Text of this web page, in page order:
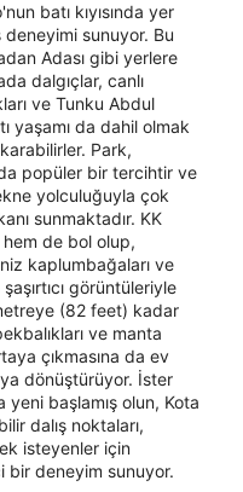
batı kıyısında yer
deneyimi sunuyor. Bu
Adası gibi yerlere
dalgıçlar, canlı
ve Tunku Abdul
yaşamı da dahil olmak
Park,
popüler bir tercihtir ve
yolculuğuyla çok
sunmaktadır. KK
de bol olup,
kaplumbağaları ve
görüntüleriyle
(82 feet) kadar
ve manta
çıkmasına da ev
dönüştürüyor. İster
başlamış olun, Kota
dalış noktaları,
isteyenler için
bir deneyim sunuyor.